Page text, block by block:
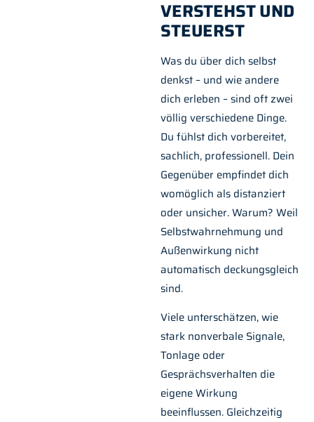
ERSTEHST UND S
TEUERST
Was du über dich selbst
denkst – und wie andere
dich erleben – sind oft zwei
völlig verschiedene Dinge.
Du fühlst dich vorbereitet,
sachlich, professionell. Dein
Gegenüber empfindet dich
womöglich als distanziert
oder unsicher. Warum? Weil
Selbstwahrnehmung und
Außenwirkung nicht
automatisch deckungsgleich
sind.
Viele unterschätzen, wie
stark nonverbale Signale,
Tonlage oder
Gesprächsverhalten die
eigene Wirkung
beeinflussen. Gleichzeitig